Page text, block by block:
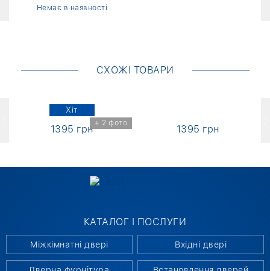
Немає в наявності
СХОЖІ ТОВАРИ
Хіт
+ 2 фото
1395 грн 1395 грн
КАТАЛОГ І ПОСЛУГИ
Міжкімнатні двері Вхідні двері